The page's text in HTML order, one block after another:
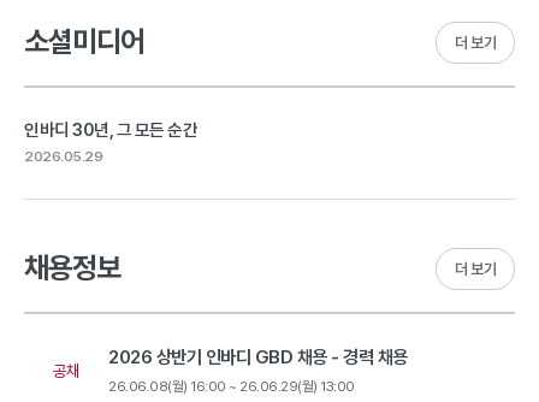
소셜미디어
인바디 30년, 그 모든 순간
2026.05.29
더 보기
채용정보
공채
2026 상반기 인바디 GBD 채용 - 경력 채용
26.06.08(월) 16:00 ~ 26.06.29(월) 13:00
더 보기